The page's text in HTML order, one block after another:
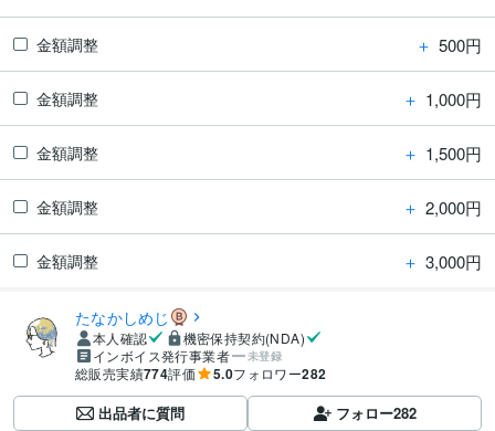
金額調整 ＋ 500円
金額調整 ＋ 1,000円
金額調整 ＋ 1,500円
金額調整 ＋ 2,000円
金額調整 ＋ 3,000円
たなかしめじ
本人確認
機密保持契約(NDA)
インボイス発行事業者
未登録
総販売実績774評価 5.0フォロワー282
出品者に質問 フォロー282